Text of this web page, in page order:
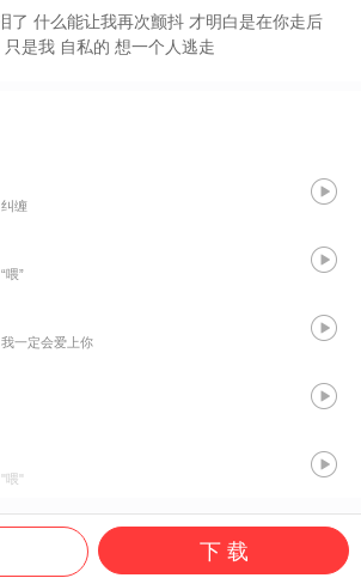
了 什么能让我再次颤抖 才明白是在你走后
是我 自私的 想一个人逃走
缠
喂”
一定会爱上你
"喂"
下 载